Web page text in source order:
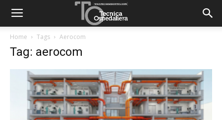
Home Tags Aerocom
Tag: aerocom